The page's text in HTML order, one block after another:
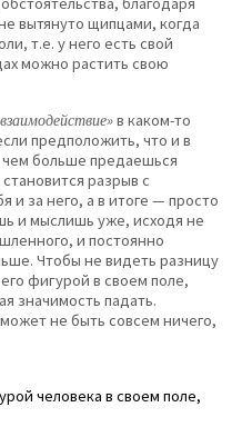
вытянуто щипцами, когда
т.е. у него есть свой
можно растить свою
в каком-то
предположить, что и в
чем больше предаешься
разрыв с
и за него, а в итоге — просто
и мыслишь уже, исходя не
и постоянно
Чтобы не видеть разницу
фигурой в своем поле,
значимость падать.
не быть совсем ничего,
человека в своем поле,